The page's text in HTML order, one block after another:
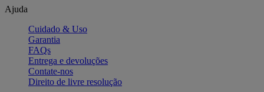
Ajuda
Cuidado & Uso
Garantia
FAQs
Entrega e devoluções
Contate-nos
Direito de livre resolução